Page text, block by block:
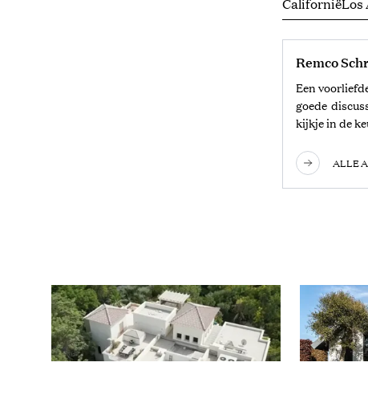
CaliforniëLos
Remco
Een
goede
kijkje in de
ALLE